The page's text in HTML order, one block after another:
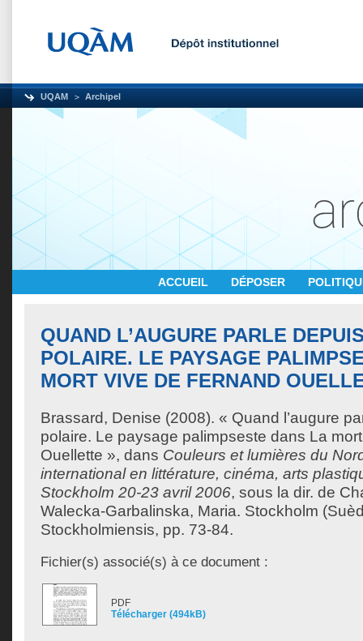
UQAM Archipel
ACCUEIL DÉPOSER
QUAND L’AUGURE PARLE
POLAIRE. LE PAYSAGE
MORT VIVE DE FERNAND
Brassard, Denise (2008). « Quand l’augure
polaire. Le paysage palimpseste dans La
Ouellette », dans Couleurs et lumières du
international en littérature, cinéma, arts
Stockholm 20-23 avril 2006, sous la dir. de
Walecka-Garbalinska, Maria. Stockholm
Stockholmiensis, pp. 73-84.
Fichier(s) associé(s) à ce document :
PDF
Télécharger (494kB)